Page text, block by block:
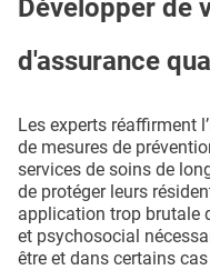
Développer de
d'assurance
Les experts réaffirment
de mesures de
services de soins de
de protéger leurs
application trop brutale
et psychosocial
être et dans certains